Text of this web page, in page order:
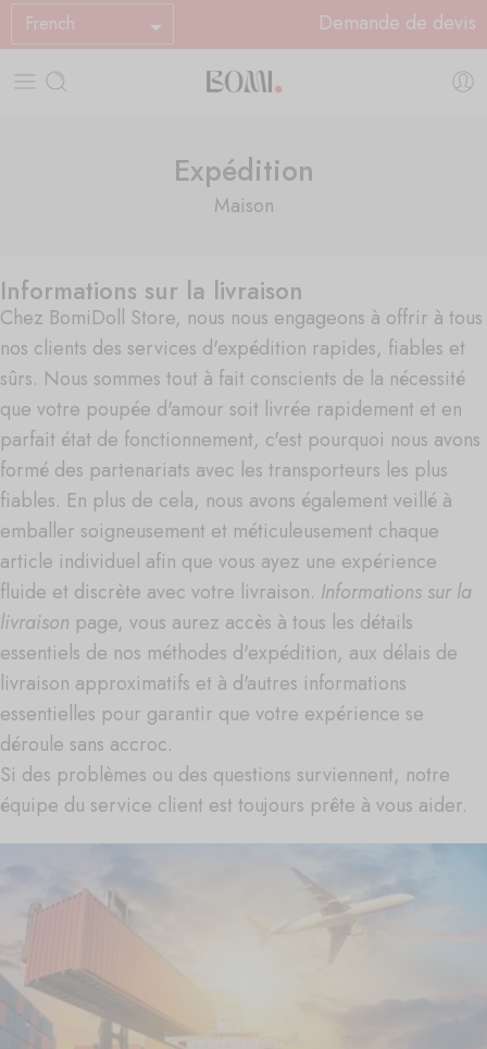
French Demande de devis
Expédition
Maison
Informations sur la livraison
Chez BomiDoll Store, nous nous engageons à offrir à tous
nos clients des services d'expédition rapides, fiables et
sûrs. Nous sommes tout à fait conscients de la nécessité
que votre poupée d'amour soit livrée rapidement et en
parfait état de fonctionnement, c'est pourquoi nous avons
formé des partenariats avec les transporteurs les plus
fiables. En plus de cela, nous avons également veillé à
emballer soigneusement et méticuleusement chaque
article individuel afin que vous ayez une expérience
fluide et discrète avec votre livraison. Informations sur la
livraison page, vous aurez accès à tous les détails
essentiels de nos méthodes d'expédition, aux délais de
livraison approximatifs et à d'autres informations
essentielles pour garantir que votre expérience se
déroule sans accroc.
Si des problèmes ou des questions surviennent, notre
équipe du service client est toujours prête à vous aider.